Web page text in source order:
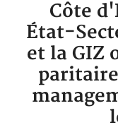
Côte
État-
et la GIZ